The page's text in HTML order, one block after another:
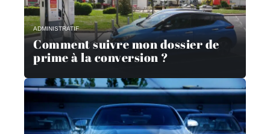
ADMINISTRATIF
Comment suivre mon dossier de
prime à la conversion ?